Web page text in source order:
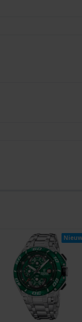
Nieuw